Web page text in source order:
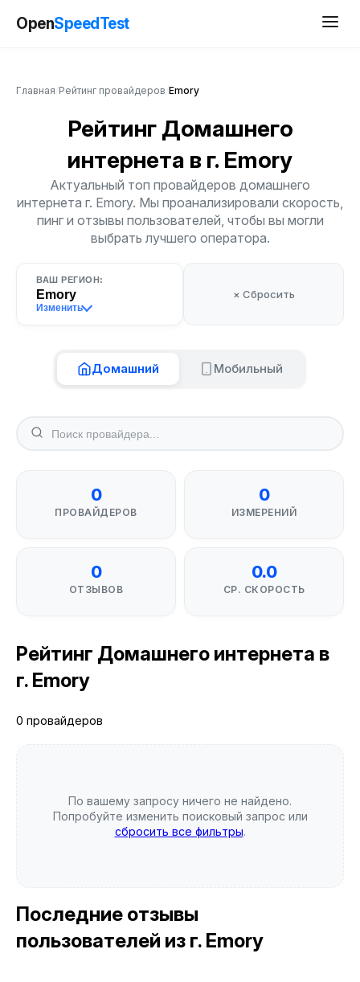
OpenSpeedTest
Главная Рейтинг провайдеров Emory
Рейтинг Домашнего
интернета в г. Emory
Актуальный топ провайдеров домашнего
интернета г. Emory. Мы проанализировали скорость,
пинг и отзывы пользователей, чтобы вы могли
выбрать лучшего оператора.
ВАШ РЕГИОН:
Emory
Изменить
× Сбросить
Домашний Мобильный
0
ПРОВАЙДЕРОВ
0
ИЗМЕРЕНИЙ
0
ОТЗЫВОВ
0.0
СР. СКОРОСТЬ
Рейтинг Домашнего интернета в
г. Emory
0 провайдеров
По вашему запросу ничего не найдено.
Попробуйте изменить поисковый запрос или
сбросить все фильтры.
Последние отзывы
пользователей из г. Emory